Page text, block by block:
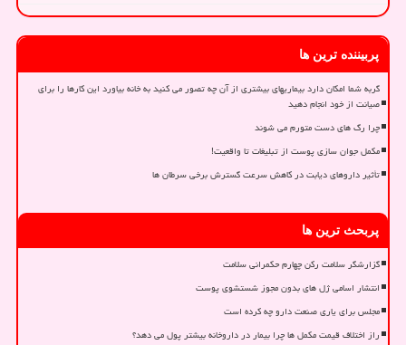
پربیننده ترین ها
گربه شما امکان دارد بیماریهای بیشتری از آن چه تصور می کنید به خانه بیاورد این کارها را برای
صیانت از خود انجام دهید
چرا رگ های دست متورم می شوند
مکمل جوان سازی پوست از تبلیغات تا واقعیت!
تأثیر داروهای دیابت در کاهش سرعت گسترش برخی سرطان ها
پربحث ترین ها
گزارشگر سلامت رکن چهارم حکمرانی سلامت
انتشار اسامی ژل های بدون مجوز شستشوی پوست
مجلس برای یاری صنعت دارو چه کرده است
راز اختلاف قیمت مکمل ها چرا بیمار در داروخانه بیشتر پول می دهد؟